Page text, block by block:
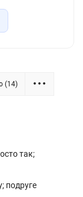
и другие
год.
желтеет со
мы
в
(14)
так;
подруге